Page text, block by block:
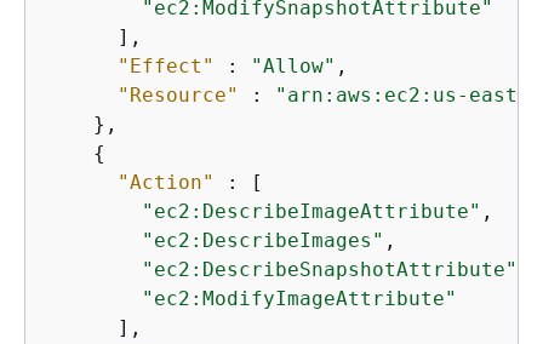
"ec2:ModifySnapshotAttribute"
      ],
"Effect"
: "Allow" ,
"Resource"
:
"arn:aws:ec2:us-east-
    },
{
"Action"
: [
"ec2:DescribeImageAttribute" ,
"ec2:DescribeImages" ,
"ec2:DescribeSnapshotAttribute"
"ec2:ModifyImageAttribute"
      ],